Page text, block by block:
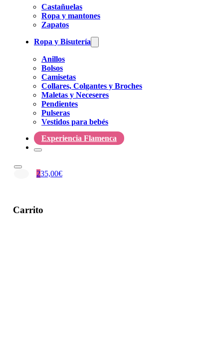
Castañuelas
Ropa y mantones
Zapatos
Ropa y Bisutería
Anillos
Bolsos
Camisetas
Collares, Colgantes y Broches
Maletas y Neceseres
Pendientes
Pulseras
Vestidos para bebés
Experiencia Flamenca
235,00€
Carrito